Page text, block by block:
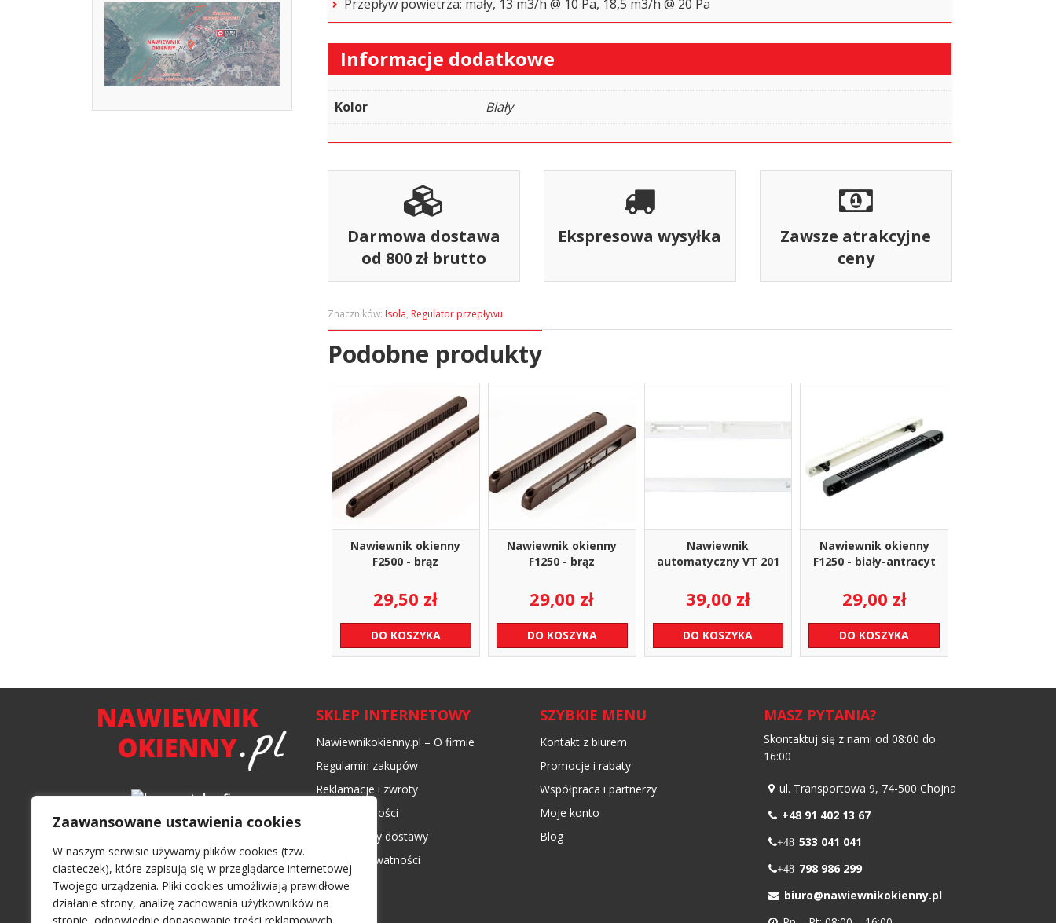
Zaawansowane ustawienia cookies
W naszym serwisie używamy plików cookies (tzw.
ciasteczek), które zapisują się w przeglądarce internetowej
Twojego urządzenia. Pliki cookies umożliwiają prawidłowe
działanie strony, analizę zachowania użytkowników na
Przepływ powietrza: mały, 13 m3/h @ 10 Pa, 18,5 m3/h @ 20 Pa
Informacje dodatkowe
Kolor Biały
Darmowa dostawa
od 800 zł brutto
Ekspresowa wysyłka
Zawsze atrakcyjne
ceny
Znaczników: Isola, Regulator przepływu
Podobne produkty
Nawiewnik okienny
F2500 - brąz
29,50 zł
DO KOSZYKA
Nawiewnik okienny
F1250 - brąz
29,00 zł
DO KOSZYKA
Nawiewnik
automatyczny VT 201
39,00 zł
DO KOSZYKA
Nawiewnik okienny
F1250 - biały-antracyt
29,00 zł
DO KOSZYKA
SKLEP INTERNETOWY
Nawiewnikokienny.pl – O firmie
Regulamin zakupów
Reklamacje i zwroty
Formy płatności
Czas i koszty dostawy
Polityka prywatności
SZYBKIE MENU
Kontakt z biurem
Promocje i rabaty
Współpraca i partnerzy
Moje konto
Blog
MASZ PYTANIA?
Skontaktuj się z nami od 08:00 do
16:00
ul. Transportowa 9, 74-500 Chojna
+48 91 402 13 67
+48 533 041 041
+48 798 986 299
biuro@nawiewnikokienny.pl